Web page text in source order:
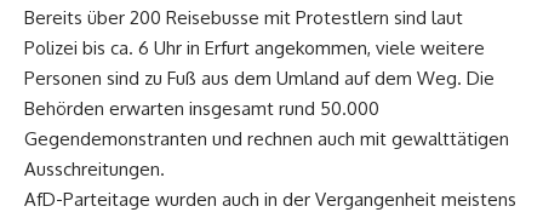
Bereits über 200 Reisebusse mit Protestlern sind laut
Polizei bis ca. 6 Uhr in Erfurt angekommen, viele weitere
Personen sind zu Fuß aus dem Umland auf dem Weg. Die
Behörden erwarten insgesamt rund 50.000
Gegendemonstranten und rechnen auch mit gewalttätigen
Ausschreitungen.
AfD-Parteitage wurden auch in der Vergangenheit meistens